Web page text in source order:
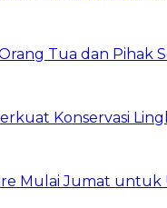
Tua dan Pihak
Konservasi
Mulai Jumat untuk